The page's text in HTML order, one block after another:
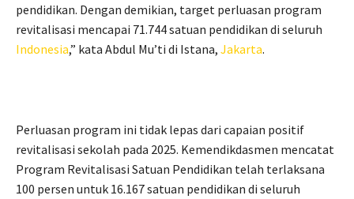
pendidikan. Dengan demikian, target perluasan program
revitalisasi mencapai 71.744 satuan pendidikan di seluruh
Indonesia,” kata Abdul Mu’ti di Istana, Jakarta.
Perluasan program ini tidak lepas dari capaian positif
revitalisasi sekolah pada 2025. Kemendikdasmen mencatat
Program Revitalisasi Satuan Pendidikan telah terlaksana
100 persen untuk 16.167 satuan pendidikan di seluruh